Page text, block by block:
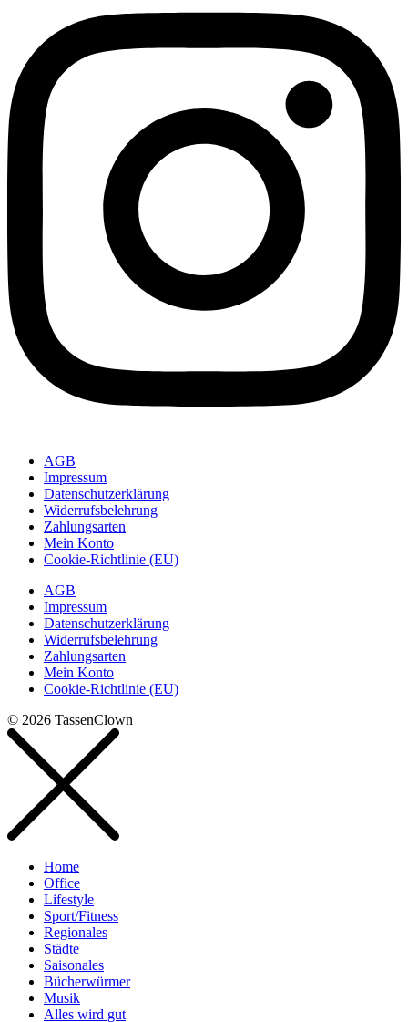
AGB
Impressum
Datenschutzerklärung
Widerrufsbelehrung
Zahlungsarten
Mein Konto
Cookie-Richtlinie (EU)
AGB
Impressum
Datenschutzerklärung
Widerrufsbelehrung
Zahlungsarten
Mein Konto
Cookie-Richtlinie (EU)
© 2026 TassenClown
Home
Office
Lifestyle
Sport/Fitness
Regionales
Städte
Saisonales
Bücherwürmer
Musik
Alles wird gut